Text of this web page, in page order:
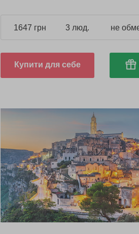
1647 грн 3 люд. не
Купити для себе